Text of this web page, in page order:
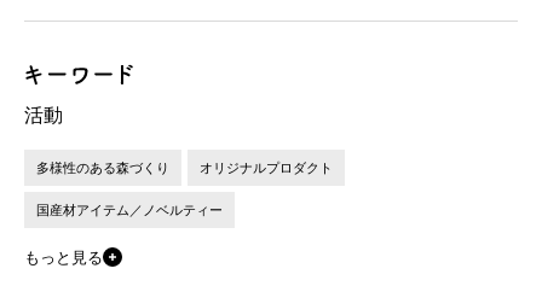
活動
多様性のある森づくり オリジナルプロダクト
国産材アイテム／ノベルティー
もっと見る